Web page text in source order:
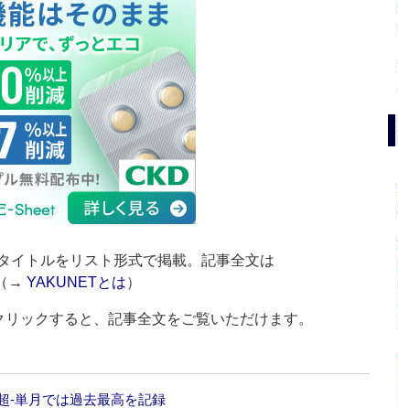
イトルをリスト形式で掲載。記事全文は
→ YAKUNETとは）
ックすると、記事全文をご覧いただけます。
‐単月では過去最高を記録